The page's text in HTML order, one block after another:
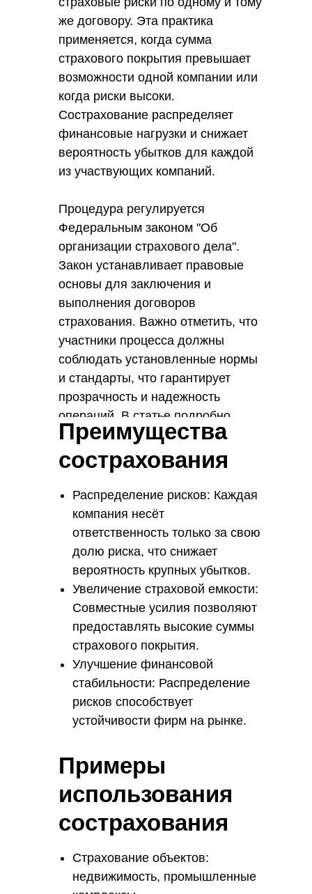
же договору. Эта практика
применяется, когда сумма
страхового покрытия превышает
возможности одной компании или
когда риски высоки.
Сострахование распределяет
финансовые нагрузки и снижает
вероятность убытков для каждой
из участвующих компаний.
Процедура регулируется
Федеральным законом "Об
организации страхового дела".
Закон устанавливает правовые
основы для заключения и
выполнения договоров
страхования. Важно отметить, что
участники процесса должны
соблюдать установленные нормы
и стандарты, что гарантирует
прозрачность и надежность
операций. В статье подробно
рассмотрим, как это работает,
преимущества и области
применения.
Преимущества
сострахования
Распределение рисков: Каждая
компания несёт
ответственность только за свою
долю риска, что снижает
вероятность крупных убытков.
Увеличение страховой емкости:
Совместные усилия позволяют
предоставлять высокие суммы
страхового покрытия.
Улучшение финансовой
стабильности: Распределение
рисков способствует
устойчивости фирм на рынке.
Примеры
использования
сострахования
Страхование объектов:
недвижимость, промышленные